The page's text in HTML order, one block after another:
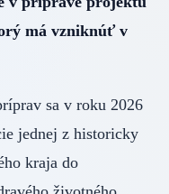
má vzniknúť v
sa v roku 2026
jednej z historicky
kraja do